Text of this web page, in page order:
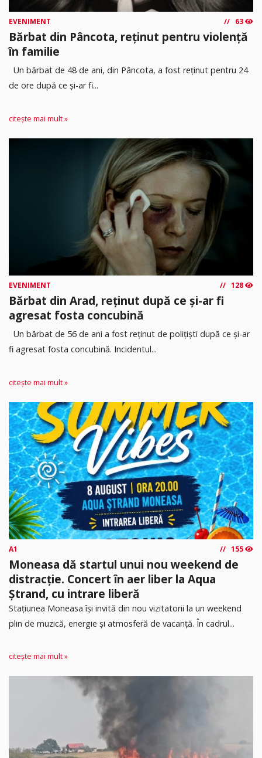
EVENIMENT 63
Bărbat din Pâncota, reținut pentru violență
în familie
Un bărbat de 48 de ani, din Pâncota, a fost reținut pentru 24
de ore după ce și-ar fi...
citește mai mult »
EVENIMENT 128
Bărbat din Arad, reținut după ce și-ar fi
agresat fosta concubină
Un bărbat de 56 de ani a fost reținut de polițiști după ce și-ar
fi agresat fosta concubină. Incidentul...
citește mai mult »
A1 155
Moneasa dă startul unui nou weekend de
distracție. Concert în aer liber la Aqua
Ștrand, cu intrare liberă
Stațiunea Moneasa își invită din nou vizitatorii la un weekend
plin de muzică, energie și atmosferă de vacanță. În cadrul...
citește mai mult »